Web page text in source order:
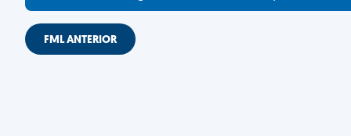
FML ANTERIOR